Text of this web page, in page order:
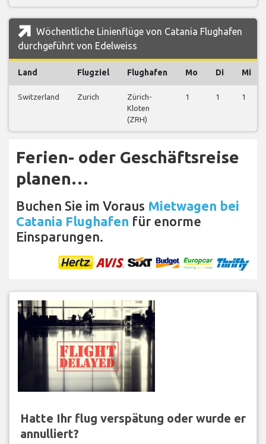
Wöchentliche Linienflüge von Catania Flughafen
durchgeführt von Edelweiss
Land Flugziel Flughafen Mo Di Mi
Switzerland Zurich
Zürich-
Kloten
(ZRH)
1 1 1
Ferien- oder Geschäftsreise
planen…
Buchen Sie im Voraus Mietwagen bei
Catania Flughafen für enorme
Einsparungen.
Hatte Ihr flug verspätung oder wurde er
annulliert?